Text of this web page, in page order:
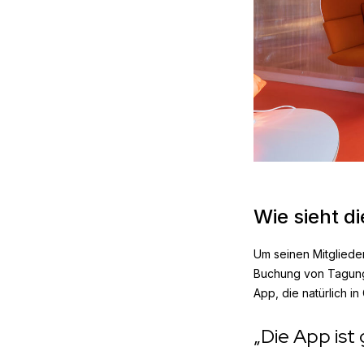
Wie sieht
Um seinen
Buchung von
App, die natürlich
„Die App